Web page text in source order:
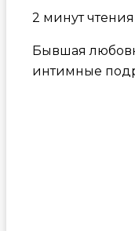
2 минут чтения
Бывшая
интимные